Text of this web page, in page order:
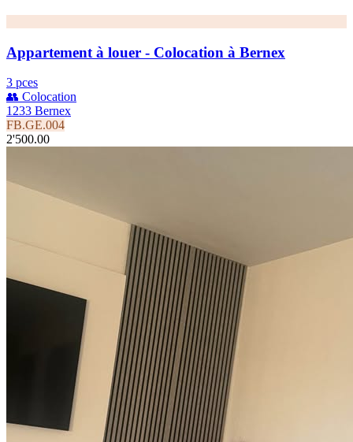
Appartement à louer - Colocation à Bernex
3 pces
👥 Colocation
1233 Bernex
FB.GE.004
2'500.00